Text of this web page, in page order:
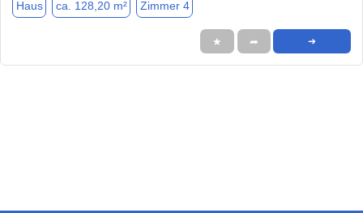
Haus ca. 128,20 m² Zimmer 4
★ ➦ ➜